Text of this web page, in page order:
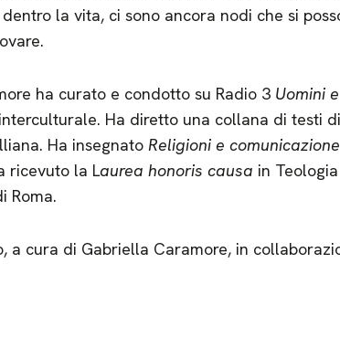
la vita, ci sono ancora nodi che si
ha curato e condotto su Radio 3 Uomini e
Ha diretto una collana di testi di
Ha insegnato Religioni e comunicazione
ricevuto la Laurea honoris causa in Teologia
Roma.
a cura di Gabriella Caramore, in